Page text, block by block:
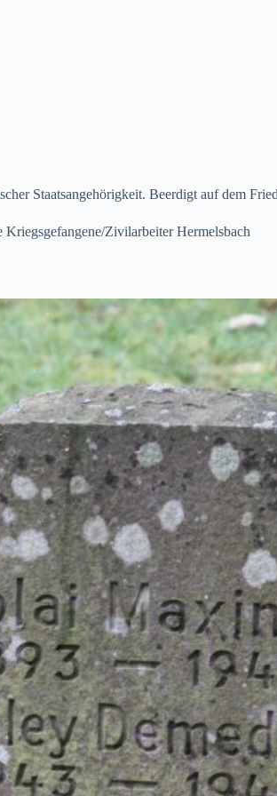
Staatsangehörigkeit. Beerdigt auf dem
Zivilarbeiter Hermelsbach